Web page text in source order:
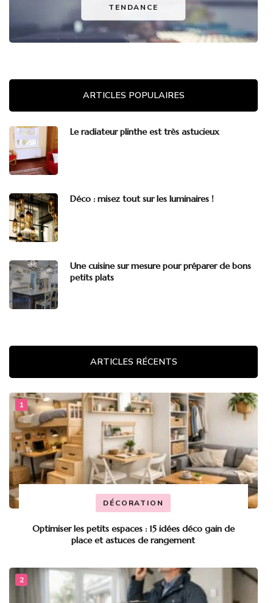
TENDANCE
ARTICLES POPULAIRES
Le radiateur plinthe est très astucieux
Déco : misez tout sur les luminaires !
Une cuisine sur mesure pour préparer de bons
petits plats
ARTICLES RÉCENTS
DÉCORATION
Optimiser les petits espaces : 15 idées déco gain de
place et astuces de rangement